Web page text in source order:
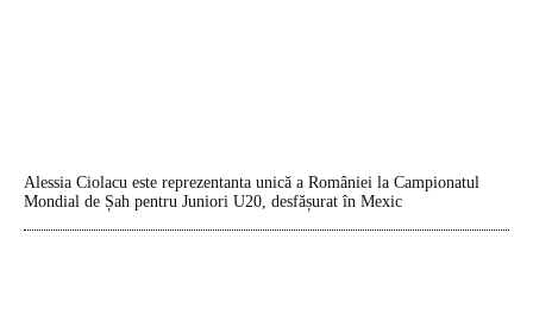
Alessia Ciolacu este reprezentanta unică a României la Campionatul
Mondial de Șah pentru Juniori U20, desfășurat în Mexic